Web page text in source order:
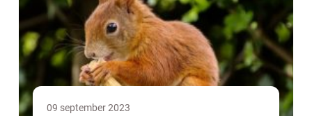
09 september 2023